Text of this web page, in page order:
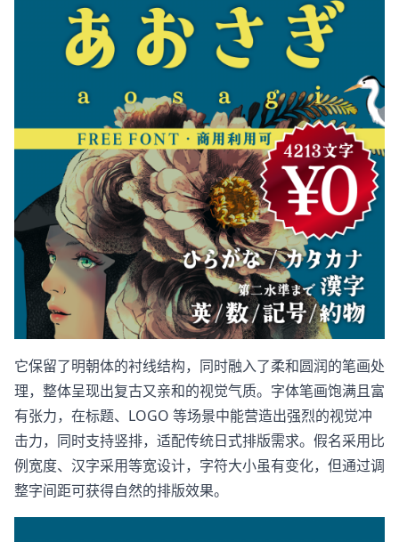
它保留了明朝体的衬线结构，同时融入了柔和圆润的笔画处
理，整体呈现出复古又亲和的视觉气质。字体笔画饱满且富
有张力，在标题、LOGO 等场景中能营造出强烈的视觉冲
击力，同时支持竖排，适配传统日式排版需求。假名采用比
例宽度、汉字采用等宽设计，字符大小虽有变化，但通过调
整字间距可获得自然的排版效果。